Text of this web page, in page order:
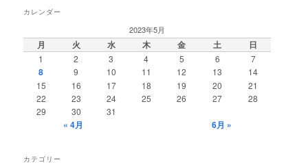
カレンダー
2023年5月
月 火 水 木 金 土 日
1 2 3 4 5 6 7
8 9 10 11 12 13
14
15
16 17 18 19 20
21
22
23 24 25 26 27
28
29
30 31
« 4月 6月 »
カテゴリー